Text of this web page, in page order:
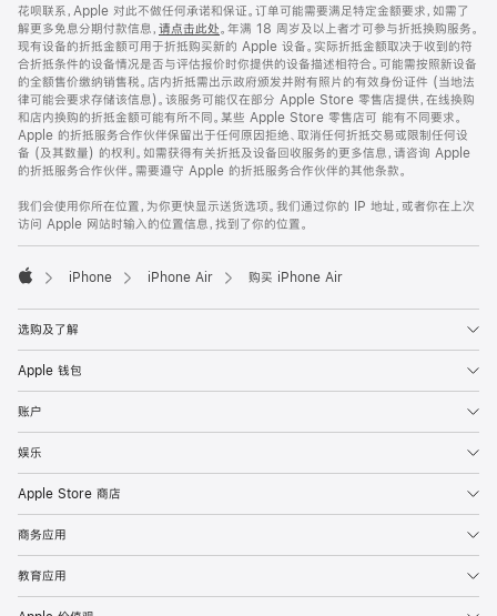
花呗联系，Apple 对此不做任何承诺和保证。订单可能需要满足特定金额要求，如需了
解更多免息分期付款信息， 请点击此处。年满 18 周岁及以上者才可参与折抵换购服务。
现有设备的折抵金额可用于折抵购买新的 Apple 设备。实际折抵金额取决于收到的符
合折抵条件的设备情况是否与评估报价时你提供的设备描述相符合。可能需按照新设备
的全额售价缴纳销售税。店内折抵需出示政府颁发并附有照片的有效身份证件 (当地法
律可能会要求存储该信息)。该服务可能仅在部分 Apple Store 零售店提供，在线换购
和店内换购的折抵金额可能有所不同。某些 Apple Store 零售店可 能有不同要求。
Apple 的折抵服务合作伙伴保留出于任何原因拒绝、取消任何折抵交易或限制任何设
备 (及其数量) 的权利。如需获得有关折抵及设备回收服务的更多信息，请咨询 Apple
的折抵服务合作伙伴。需要遵守 Apple 的折抵服务合作伙伴的其他条款。
我们会使用你所在位置，为你更快显示送货选项。我们通过你的 IP 地址，或者你在上次
访问 Apple 网站时输入的位置信息，找到了你的位置。
iPhone iPhone Air 购买 iPhone Air
选购及了解
Apple 钱包
账户
娱乐
Apple Store 商店
商务应用
教育应用